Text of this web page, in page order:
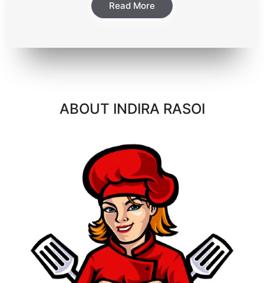
Read More
ABOUT INDIRA RASOI